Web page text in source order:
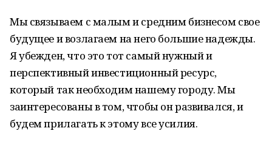
Мы связываем с малым и средним бизнесом свое
будущее и возлагаем на него большие надежды.
Я убежден, что это тот самый нужный и
перспективный инвестиционный ресурс,
который так необходим нашему городу. Мы
заинтересованы в том, чтобы он развивался, и
будем прилагать к этому все усилия.